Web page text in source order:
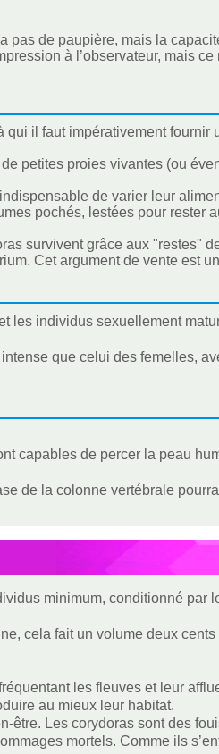
pas de paupière, mais la
à l’observateur, mais
il faut impérativement fournir
petites proies vivantes (ou
de varier leur
pochés, lestées pour rester
survivent grâce aux "restes"
Cet argument de vente est
les individus sexuellement
que celui des femelles,
capables de percer la peau
de la colonne vertébrale
minimum, conditionné par
cela fait un volume deux
les fleuves et leur
au mieux leur habitat.
être. Les corydoras sont des
mortels. Comme ils